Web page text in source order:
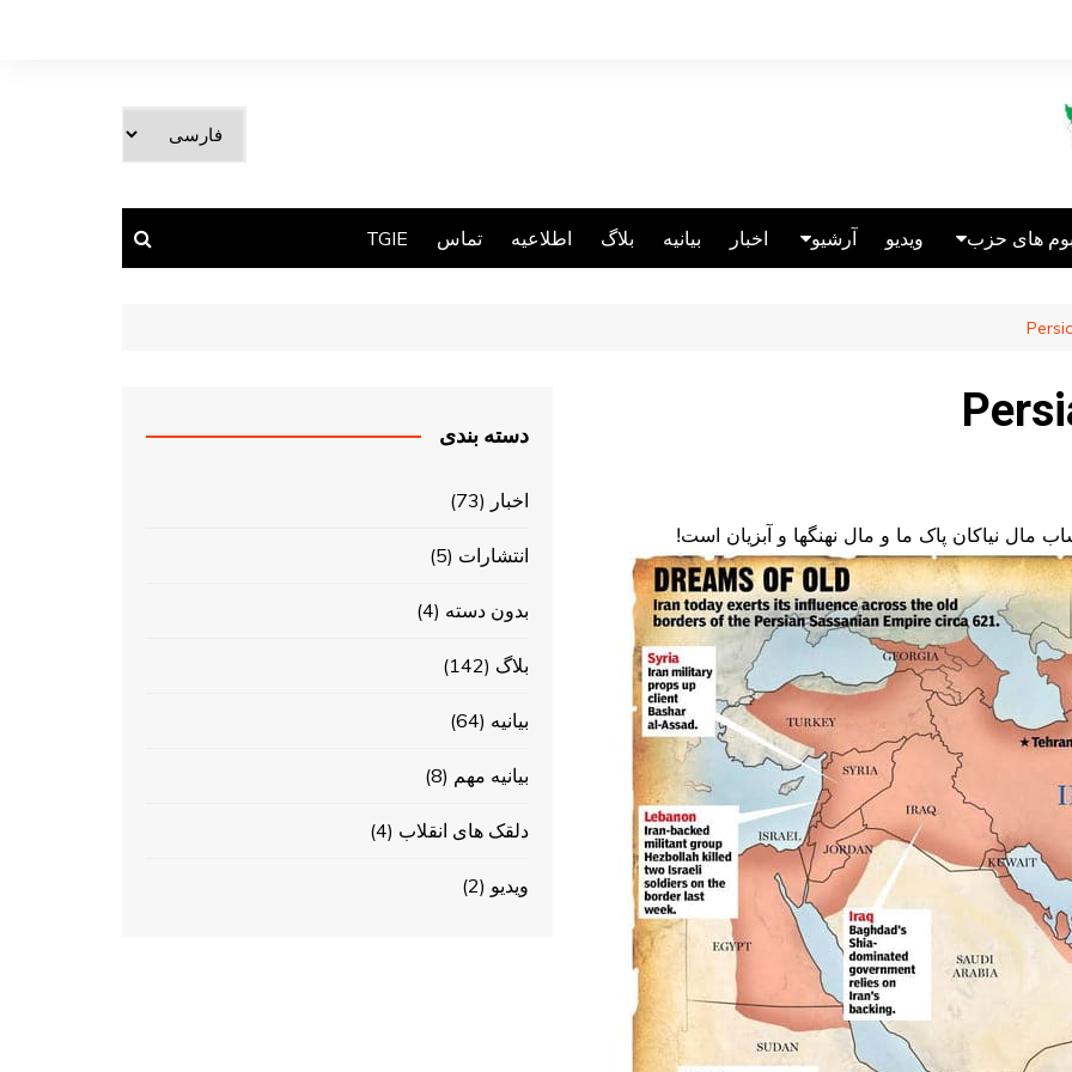
زبان
کنید
های حزب
قبرس
آلمان
ویدیو آرشیو اخبار بیانیه بلاگ اطلاعیه تماس TGIE
نیاکان پاک ما و مال نهنگها و آبزیان است!
دسته بندی
اخبار (73)
انتشارات (5)
بدون دسته (4)
بلاگ (142)
بیانیه (64)
بیانیه مهم (8)
دلقک های انقلاب (4)
ویدیو (2)